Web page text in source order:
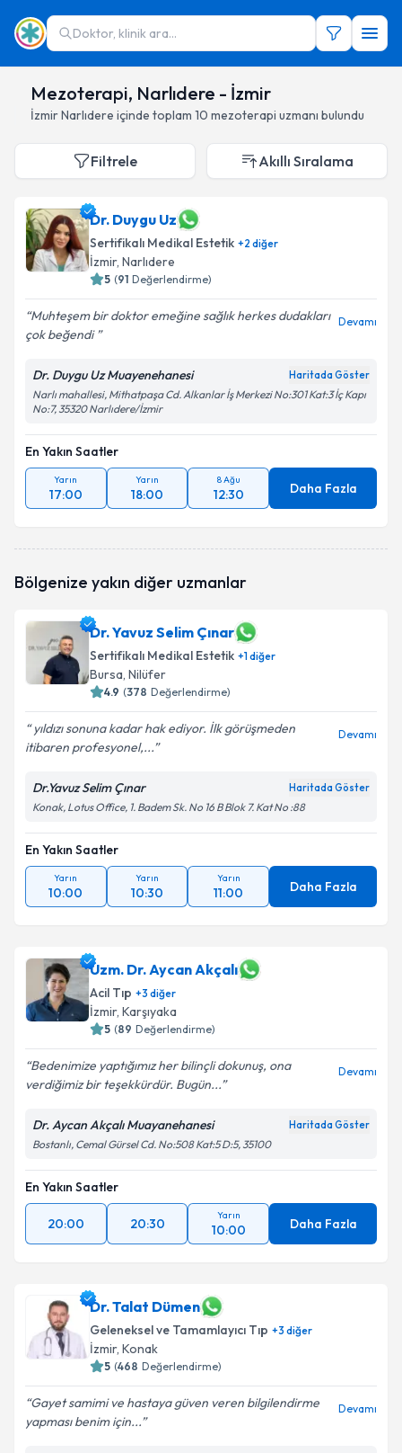
Doktor, klinik ara...
Mezoterapi, Narlıdere - İzmir
İzmirNarlıdere içinde toplam 10 mezoterapi uzmanı bulundu
Filtrele Akıllı Sıralama
Dr. Duygu Uz
Sertifikalı Medikal Estetik +2 diğer
İzmir, Narlıdere
5 (91 Değerlendirme)
Muhteşem bir doktor emeğine sağlık herkes dudakları
çok beğendi
Devamı
Dr. Duygu Uz Muayenehanesi Haritada Göster
Narlı mahallesi, Mithatpaşa Cd. Alkanlar İş Merkezi No:301 Kat:3 İç Kapı
No:7, 35320 Narlıdere/İzmir
En Yakın Saatler
Yarın
17:00
Yarın
18:00
8 Ağu
12:30 Daha Fazla
Bölgenize yakın diğer uzmanlar
Dr. Yavuz Selim Çınar
Sertifikalı Medikal Estetik +1diğer
Bursa, Nilüfer
4.9 (378 Değerlendirme)
yıldızı sonuna kadar hak ediyor. İlk görüşmeden
itibaren profesyonel,...
Devamı
Dr.Yavuz Selim Çınar Haritada Göster
Konak, Lotus Office, 1. Badem Sk. No 16 B Blok 7. Kat No :88
En Yakın Saatler
Yarın
10:00
Yarın
10:30
Yarın
11:00 Daha Fazla
Uzm. Dr. Aycan Akçalı
Acil Tıp +3 diğer
İzmir, Karşıyaka
5 (89 Değerlendirme)
Bedenimize yaptığımız her bilinçli dokunuş, ona
verdiğimiz bir teşekkürdür. Bugün...
Devamı
Dr. Aycan Akçalı Muayanehanesi Haritada Göster
Bostanlı, Cemal Gürsel Cd. No:508 Kat:5 D:5, 35100
En Yakın Saatler
20:00 20:30
Yarın
10:00 Daha Fazla
Dr. Talat Dümen
Geleneksel ve Tamamlayıcı Tıp +3 diğer
İzmir, Konak
5 (468 Değerlendirme)
Gayet samimi ve hastaya güven veren bilgilendirme
yapması benim için...
Devamı